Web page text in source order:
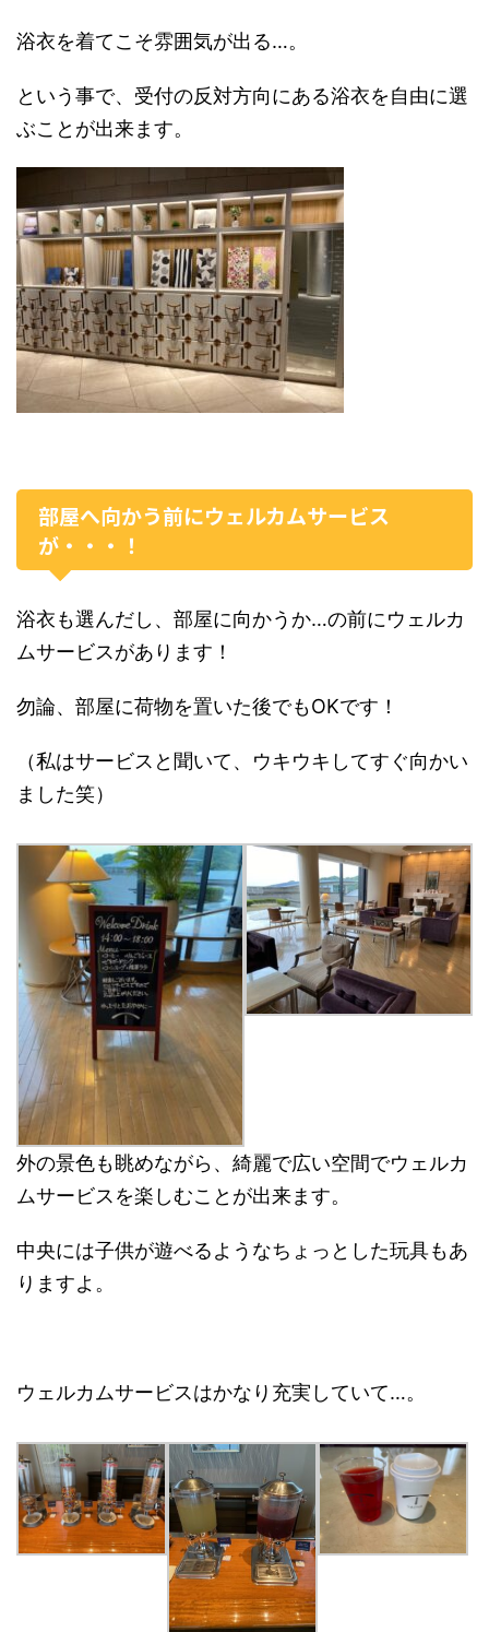
浴衣を着てこそ雰囲気が出る…。
という事で、受付の反対方向にある浴衣を自由に選
ぶことが出来ます。
部屋へ向かう前にウェルカムサービス
が・・・！
浴衣も選んだし、部屋に向かうか…の前にウェルカ
ムサービスがあります！
勿論、部屋に荷物を置いた後でもOKです！
（私はサービスと聞いて、ウキウキしてすぐ向かい
ました笑）
外の景色も眺めながら、綺麗で広い空間でウェルカ
ムサービスを楽しむことが出来ます。
中央には子供が遊べるようなちょっとした玩具もあ
りますよ。
ウェルカムサービスはかなり充実していて…。